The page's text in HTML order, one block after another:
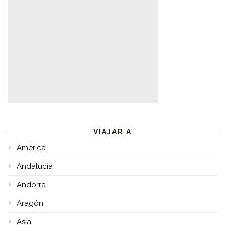
VIAJAR A
América
Andalucía
Andorra
Aragón
Asia